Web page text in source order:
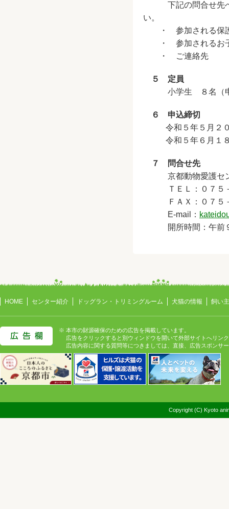
下記の問合せ先へ
い。
・ 参加される保護
・ 参加されるお子
・ ご連絡先
５ 定員
小学生 ８名（
６ 申込締切
令和５年５月２０
令和５年６月１８
７ 問合せ先
京都動物愛護セ
ＴＥＬ：０７５－
ＦＡＸ：０７５－
E-mail：
開所時間：午前９
HOME センター紹介 ドッグラン・トリミングルーム 犬猫の情報 飼い
※ 本市の財源確保のための広告を掲載しています。
広告をクリックすると別ウィンドウを開いて外部サイトへリン
広告内容に関する質問等につきましては、直接、広告スポンサ
Copyright (C) Kyoto